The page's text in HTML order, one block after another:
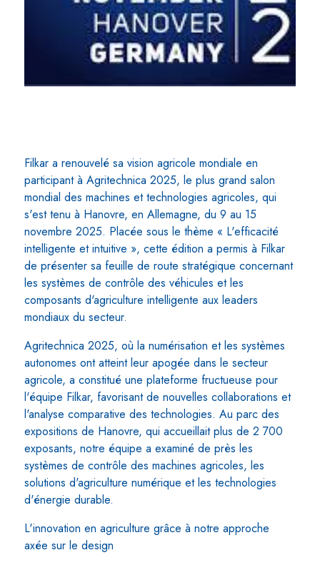
Filkar a renouvelé sa vision agricole mondiale en
participant à Agritechnica 2025, le plus grand salon
mondial des machines et technologies agricoles, qui
s'est tenu à Hanovre, en Allemagne, du 9 au 15
novembre 2025. Placée sous le thème « L'efficacité
intelligente et intuitive », cette édition a permis à Filkar
de présenter sa feuille de route stratégique concernant
les systèmes de contrôle des véhicules et les
composants d'agriculture intelligente aux leaders
mondiaux du secteur.
Agritechnica 2025, où la numérisation et les systèmes
autonomes ont atteint leur apogée dans le secteur
agricole, a constitué une plateforme fructueuse pour
l'équipe Filkar, favorisant de nouvelles collaborations et
l'analyse comparative des technologies. Au parc des
expositions de Hanovre, qui accueillait plus de 2 700
exposants, notre équipe a examiné de près les
systèmes de contrôle des machines agricoles, les
solutions d'agriculture numérique et les technologies
d'énergie durable.
L'innovation en agriculture grâce à notre approche
axée sur le design